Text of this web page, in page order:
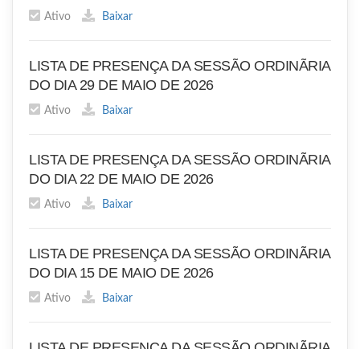
Ativo Baixar
LISTA DE PRESENÇA DA SESSÃO ORDINÃRIA
DO DIA 29 DE MAIO DE 2026
Ativo Baixar
LISTA DE PRESENÇA DA SESSÃO ORDINÃRIA
DO DIA 22 DE MAIO DE 2026
Ativo Baixar
LISTA DE PRESENÇA DA SESSÃO ORDINÃRIA
DO DIA 15 DE MAIO DE 2026
Ativo Baixar